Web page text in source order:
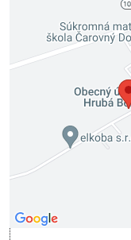
Externý
Voľbami
Prajete si
Povoliť
Povoliť a